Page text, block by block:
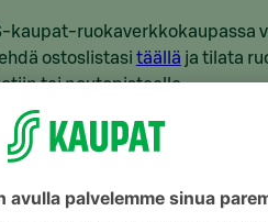
kaupat-ruokaverkkokaupassa
ostoslistasi täällä ja tilata
tai noutopisteelle.
Lataa S-ostoslista-sovellus